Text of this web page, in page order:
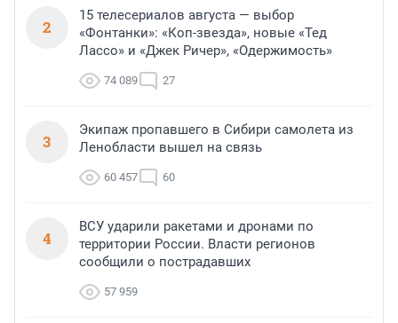
2
15 телесериалов августа — выбор
«Фонтанки»: «Коп-звезда», новые «Тед
Лассо» и «Джек Ричер», «Одержимость»
74 089 27
3
Экипаж пропавшего в Сибири самолета из
Ленобласти вышел на связь
60 457 60
4
ВСУ ударили ракетами и дронами по
территории России. Власти регионов
сообщили о пострадавших
57 959